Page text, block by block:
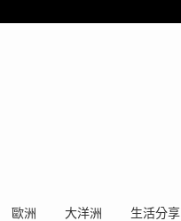
歐洲 大洋洲 生活分享